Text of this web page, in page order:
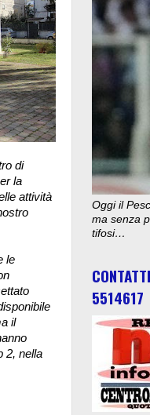
di
la
attività
le
il
2, nella
Oggi il
ma senza
tifosi…
5514617